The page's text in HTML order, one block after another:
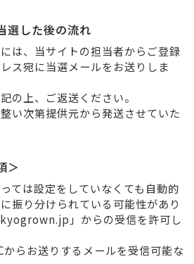
選した後の流れ
は、当サイトの担当者からご登録
ス宛に当選メールをお送りしま
の上、ご返送ください。
い次第提供元から発送させていた
＞
ては設定をしていなくても自動的
振り分けられている可能性があり
」からの受信を許可し
らお送りするメールを受信可能な